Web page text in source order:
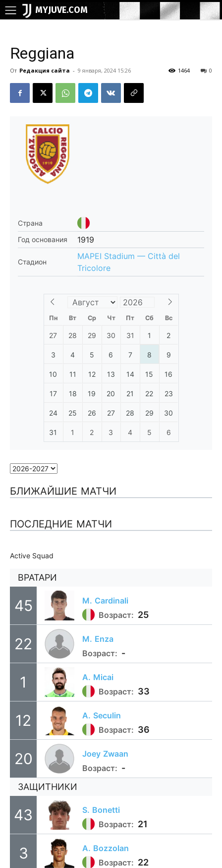
MYJUVE.COM
Reggiana
От Редакция сайта - 9 января, 2024 15:26 0
1464
Страна
Год основания
1919
Стадион
MAPEI Stadium — Città del
Tricolore
Пн Вт Ср Чт Пт Сб Вс
27 28 29 30 31 1 2
3 4 5 6 7 8 9
10 11 12 13 14 15 16
17 18 19 20 21 22 23
24 25 26 27 28 29 30
31 1 2 3 4 5 6
БЛИЖАЙШИЕ МАТЧИ
ПОСЛЕДНИЕ МАТЧИ
Active Squad
ВРАТАРИ
45 M. Cardinali
Возраст: 25
22 M. Enza
Возраст: -
1 A. Micai
Возраст: 33
12 A. Seculin
Возраст: 36
20 Joey Zwaan
Возраст: -
ЗАЩИТНИКИ
43 S. Bonetti
Возраст: 21
3 A. Bozzolan
Возраст: 22